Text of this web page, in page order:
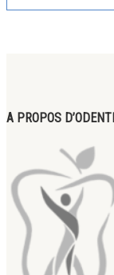
A PROPOS